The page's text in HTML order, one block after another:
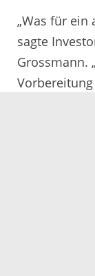
„Was für ein
sagte
Grossmann.